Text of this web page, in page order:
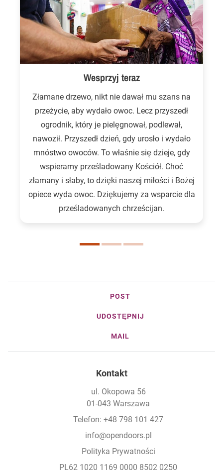
Wesprzyj teraz
Złamane drzewo, nikt nie dawał mu szans na
przeżycie, aby wydało owoc. Lecz przyszedł
ogrodnik, który je pielęgnował, podlewał,
nawoził. Przyszedł dzień, gdy urosło i wydało
mnóstwo owoców. To właśnie się dzieje, gdy
wspieramy prześladowany Kościół. Choć
złamany i słaby, to dzięki naszej miłości i Bożej
opiece wyda owoc. Dziękujemy za wsparcie dla
prześladowanych chrześcijan.
POST
UDOSTĘPNIJ
MAIL
Kontakt
ul. Okopowa 56
01-043 Warszawa
Telefon: +48 798 101 427
info@opendoors.pl
Polityka Prywatności
PL62 1020 1169 0000 8502 0250